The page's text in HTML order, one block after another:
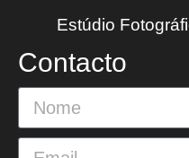
Estúdio
Contacto